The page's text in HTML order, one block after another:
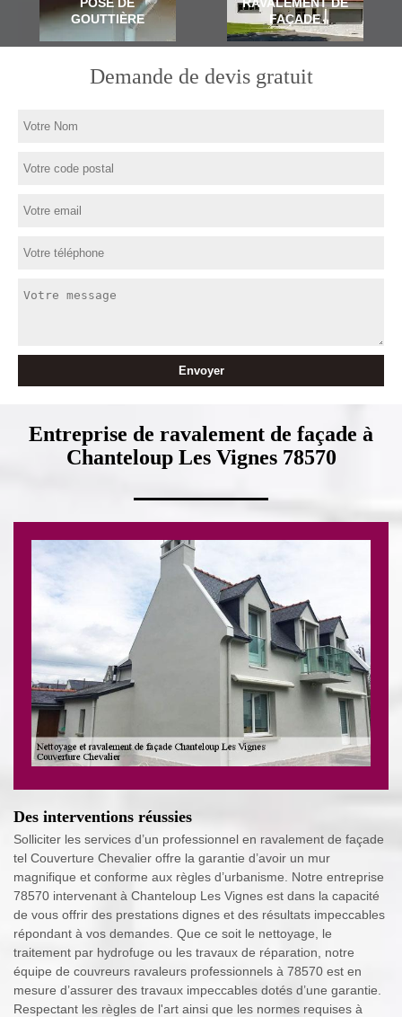
GOUTTIÈRE
FAÇADE
Demande de devis gratuit
Entreprise de ravalement de façade à
Chanteloup Les Vignes 78570
Des interventions réussies
Solliciter les services d’un professionnel en ravalement de façade
tel Couverture Chevalier offre la garantie d’avoir un mur
magnifique et conforme aux règles d’urbanisme. Notre entreprise
78570 intervenant à Chanteloup Les Vignes est dans la capacité
de vous offrir des prestations dignes et des résultats impeccables
répondant à vos demandes. Que ce soit le nettoyage, le
traitement par hydrofuge ou les travaux de réparation, notre
équipe de couvreurs ravaleurs professionnels à 78570 est en
mesure d’assurer des travaux impeccables dotés d’une garantie.
Respectant les règles de l'art ainsi que les normes requises à